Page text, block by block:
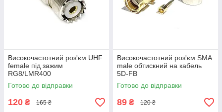
Високочастотний роз'єм UHF
female під зажим
RG8/LMR400
Готово до відправки
120 ₴ 165 ₴
Високочастотний роз'єм SMA
male обтискний на кабель
5D-FB
Готово до відправки
89 ₴ 120 ₴